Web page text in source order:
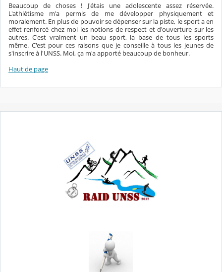
Beaucoup de choses ! J'étais une adolescente assez réservée.
L'athlétisme m'a permis de me développer physiquement et
moralement. En plus de pouvoir se dépenser sur la piste, le sport a en
effet renforcé chez moi les notions de respect et d'ouverture sur les
autres. C'est vraiment un beau sport, la base de tous les sports
même. C'est pour ces raisons que je conseille à tous les jeunes de
s'inscrire à l'UNSS. Moi, ça m'a apporté beaucoup de bonheur.
Haut de page